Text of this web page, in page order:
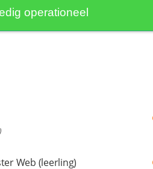
operationeel
Web (leerling)